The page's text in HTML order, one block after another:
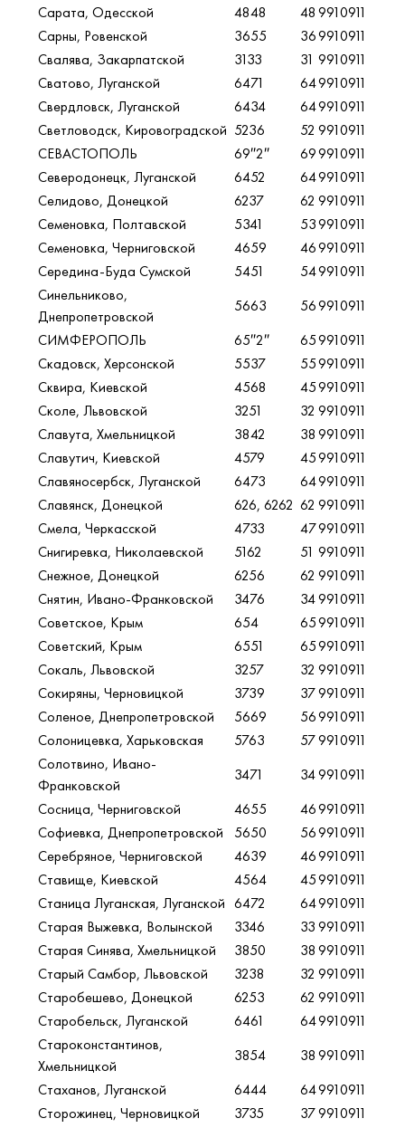
Сарата, Одесской
4848 489910911
Сарны, Ровенской
3655 369910911
Свалява, Закарпатской
3133 31 9910911
Сватово, Луганской
6471 649910911
Свердловск, Луганской
6434 649910911
Светловодск, Кировоградской 5236 52 9910911
СЕВАСТОПОЛЬ
69″2″ 699910911
Северодонецк, Луганской
6452 649910911
Селидово, Донецкой
6237 62 9910911
Семеновка, Полтавской
5341 539910911
Семеновка, Черниговской
4659 469910911
Середина-Буда Сумской
5451 549910911
Синельниково,
Днепропетровской
5663 569910911
СИМФЕРОПОЛЬ
65″2″ 659910911
Скадовск, Херсонской
5537 559910911
Сквира, Киевской
4568 459910911
Сколе, Львовской
3251 32 9910911
Славута, Хмельницкой
3842 389910911
Славутич, Киевской
4579 459910911
Славяносербск, Луганской
6473 649910911
Славянск, Донецкой
626, 6262 62 9910911
Смела, Черкасской
4733 479910911
Снигиревка, Николаевской
5162 51 9910911
Снежное, Донецкой
6256 62 9910911
Снятин, Ивано-Франковской
3476 349910911
Советское, Крым
654 659910911
Советский, Крым
6551 659910911
Сокаль, Львовской
3257 32 9910911
Сокиряны, Черновицкой
3739 379910911
Соленое, Днепропетровской
5669 569910911
Солоницевка, Харьковская
5763 579910911
Солотвино, Ивано-
Франковской
3471 349910911
Сосница, Черниговской
4655 469910911
Софиевка, Днепропетровской
5650 569910911
Серебряное, Черниговской
4639 469910911
Ставище, Киевской
4564 459910911
Станица Луганская, Луганской 6472 649910911
Старая Выжевка, Волынской
3346 339910911
Старая Синява, Хмельницкой
3850 389910911
Старый Самбор, Львовской
3238 32 9910911
Старобешево, Донецкой
6253 62 9910911
Старобельск, Луганской
6461 649910911
Староконстантинов,
Хмельницкой
3854 389910911
Стаханов, Луганской
6444 649910911
Сторожинец, Черновицкой
3735 379910911